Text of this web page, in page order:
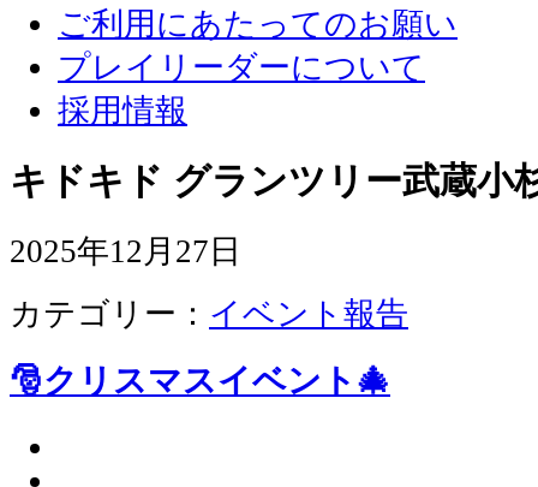
ご利用にあたってのお願い
プレイリーダーについて
採用情報
キドキド グランツリー武蔵小
2025年12月27日
カテゴリー： イベント報告
🎅クリスマスイベント🎄